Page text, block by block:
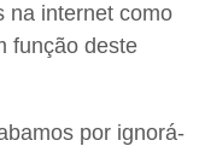
na internet como
função deste
por ignorá-